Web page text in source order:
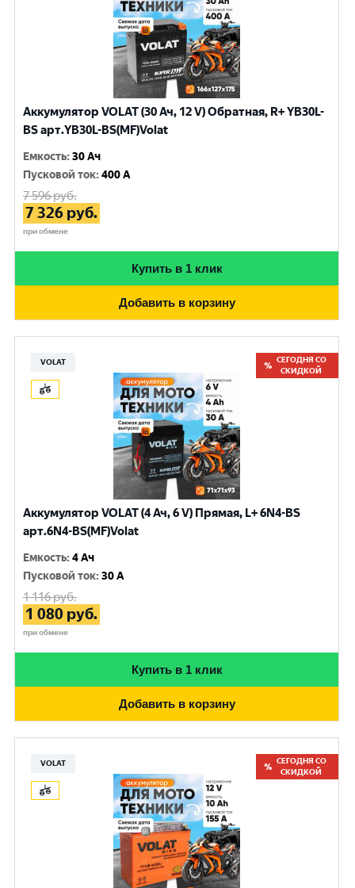
Аккумулятор VOLAT (30 Ач, 12 V) Обратная, R+ YB30L-
BS арт.YB30L-BS(MF)Volat
Емкость:30 Ач
Пусковой ток:400 A
7 596руб.
7 326 руб.
при обмене
Купить в 1 клик
Добавить в корзину
VOLAT
СЕГОДНЯ СО
СКИДКОЙ
Аккумулятор VOLAT (4 Ач, 6 V) Прямая, L+ 6N4-BS
арт.6N4-BS(MF)Volat
Емкость:4 Ач
Пусковой ток:30 A
1 116руб.
1 080 руб.
при обмене
Купить в 1 клик
Добавить в корзину
VOLAT
СЕГОДНЯ СО
СКИДКОЙ